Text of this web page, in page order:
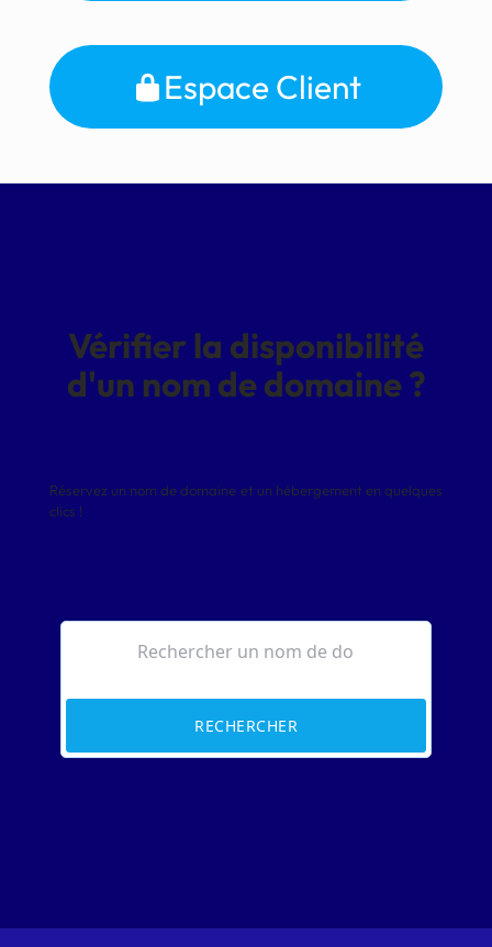
Espace Client
Vérifier la disponibilité
d'un nom de domaine ?
Réservez un nom de domaine et un hébergement en quelques
clics !
RECHERCHER